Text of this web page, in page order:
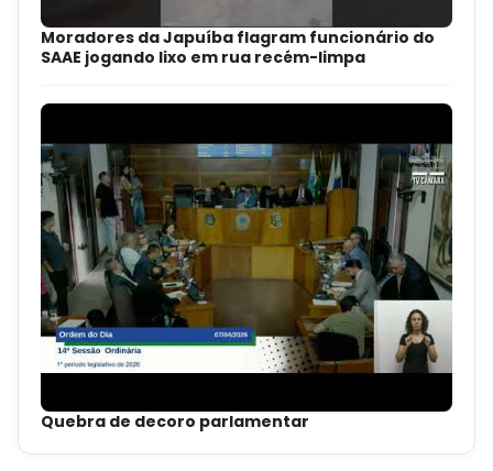
Moradores da Japuíba flagram funcionário do
SAAE jogando lixo em rua recém-limpa
Quebra de decoro parlamentar